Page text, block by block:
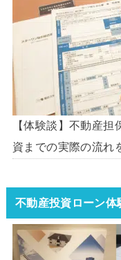
【体験談】不動産
資までの実際の流れ
不動産投資ローン体